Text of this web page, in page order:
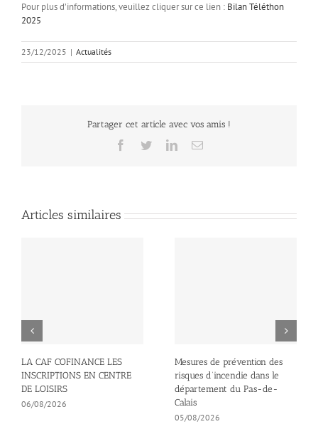
Pour plus d’informations, veuillez cliquer sur ce lien : Bilan Téléthon
2025
23/12/2025 | Actualités
Partager cet article avec vos amis !
Facebook
TwitterLinkedInEmail
Articles similaires
LA CAF COFINANCE LES
INSCRIPTIONS EN CENTRE
DE LOISIRS
06/08/2026
Mesures de prévention des
risques d’incendie dans le
département du Pas-de-
Calais
05/08/2026